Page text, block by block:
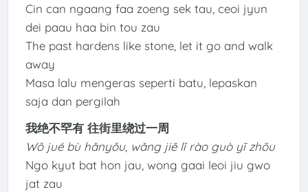
Cin can ngaang faa zoeng sek tau, ceoi jyun
dei paau haa bin tou zau
The past hardens like stone, let it go and walk
away
Masa lalu mengeras seperti batu, lepaskan
saja dan pergilah
我绝不罕有 往街里绕过一周
Wǒ jué bù hǎnyǒu, wǎng jiē lǐ rào guò yī zhōu
Ngo kyut bat hon jau, wong gaai leoi jiu gwo
jat zau